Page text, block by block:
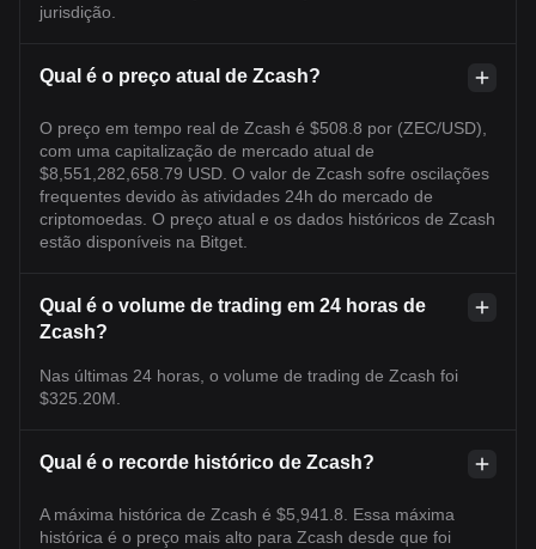
jurisdição.
Qual é o preço atual de Zcash?
O preço em tempo real de Zcash é $508.8 por (ZEC/USD),
com uma capitalização de mercado atual de
$8,551,282,658.79 USD. O valor de Zcash sofre oscilações
frequentes devido às atividades 24h do mercado de
criptomoedas. O preço atual e os dados históricos de Zcash
estão disponíveis na Bitget.
Qual é o volume de trading em 24 horas de
Zcash?
Nas últimas 24 horas, o volume de trading de Zcash foi
$325.20M.
Qual é o recorde histórico de Zcash?
A máxima histórica de Zcash é $5,941.8. Essa máxima
histórica é o preço mais alto para Zcash desde que foi